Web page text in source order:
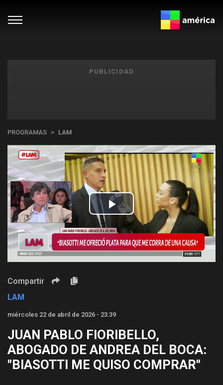
PUBLICIDAD
PROGRAMAS LAM
Play
Video
Compartir
LAM
miércoles 22 de abril de 2026 - 23:39
JUAN PABLO FIORIBELLO,
ABOGADO DE ANDREA DEL BOCA:
"BIASOTTI ME QUISO COMPRAR"